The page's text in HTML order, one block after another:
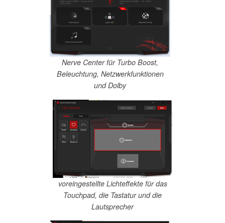
Nerve Center für Turbo Boost,
Beleuchtung, Netzwerkfunktionen
und Dolby
voreingestellte Lichteffekte für das
Touchpad, die Tastatur und die
Lautsprecher